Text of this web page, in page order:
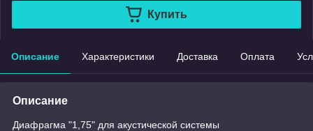
Купить
Описание Характеристики Доставка Оплата
Описание
Диафрагма "1,75" для акустической системы